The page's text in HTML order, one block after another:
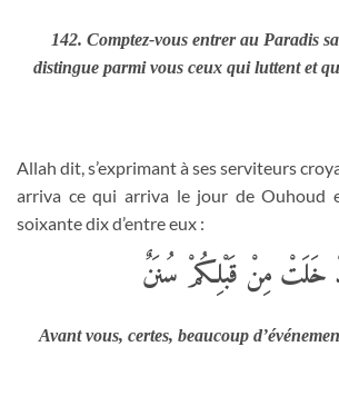
142. Comptez-vous entrer au Paradis
distingue parmi vous ceux qui luttent et
Allah dit, s’exprimant à ses serviteurs
arriva ce qui arriva le jour de Ouhoud
soixante dix d’entre eux :
خَلَتْ مِنْ قَبْلِكُمْ سُنَنٌ
Avant vous, certes, beaucoup